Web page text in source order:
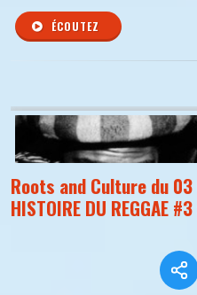
ÉCOUTEZ
Roots and Culture du
HISTOIRE DU REGGAE